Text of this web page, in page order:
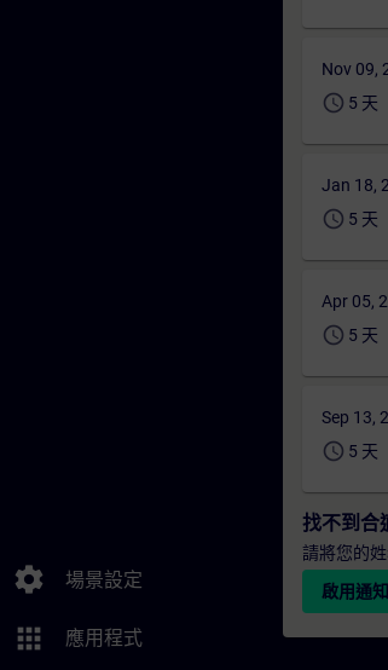
settings 場景設定
apps 應用程式
Nov 09,
schedule 5 天
Jan 18,
schedule 5 天
Apr 05,
schedule 5 天
Sep 13,
schedule 5 天
找不到合
請將您的
啟用通